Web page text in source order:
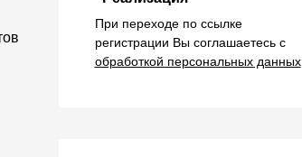
При переходе по ссылке
регистрации Вы соглашаетесь с
обработкой персональных данных